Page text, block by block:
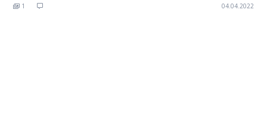
1 04.04.2022